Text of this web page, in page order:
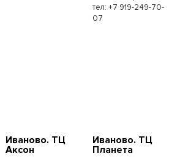
тел: +7 919-249-70-
07
Иваново. ТЦ
Аксон
Иваново. ТЦ
Планета